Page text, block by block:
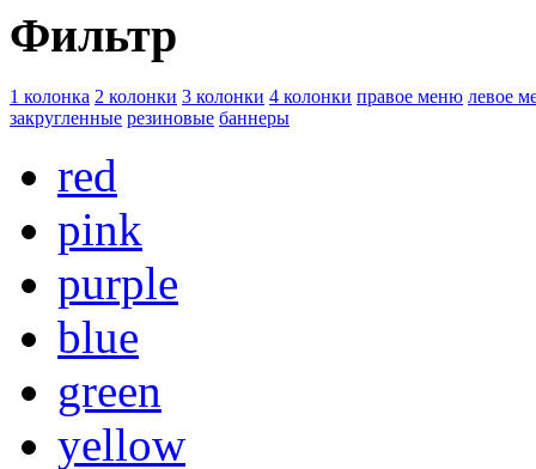
Фильтр
1 колонка 2 колонки 3 колонки 4 колонки правое меню левое
закругленные резиновые баннеры
red
pink
purple
blue
green
yellow